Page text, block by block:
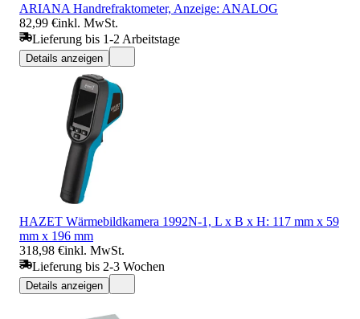
ARIANA Handrefraktometer, Anzeige: ANALOG
82,99 €inkl. MwSt.
Lieferung bis 1-2 Arbeitstage
Details anzeigen
HAZET Wärmebildkamera 1992N-1, L x B x H: 117 mm x 59
mm x 196 mm
318,98 €inkl. MwSt.
Lieferung bis 2-3 Wochen
Details anzeigen